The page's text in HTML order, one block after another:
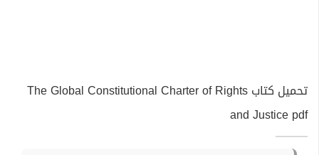
تحميل كتاب The Global Constitutional Charter of Rights
and Justice pdf